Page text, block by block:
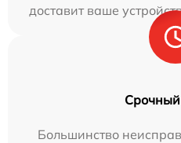
доставит ваше
Большинство